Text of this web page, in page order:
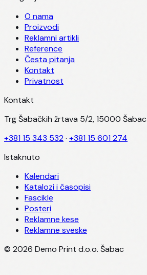
O nama
Proizvodi
Reklamni artikli
Reference
Česta pitanja
Kontakt
Privatnost
Kontakt
Trg Šabačkih žrtava 5/2, 15000 Šabac
+381 15 343 532· +381 15 601 274
Istaknuto
Kalendari
Katalozi i časopisi
Fascikle
Posteri
Reklamne kese
Reklamne sveske
© 2026 Demo Print d.o.o. Šabac